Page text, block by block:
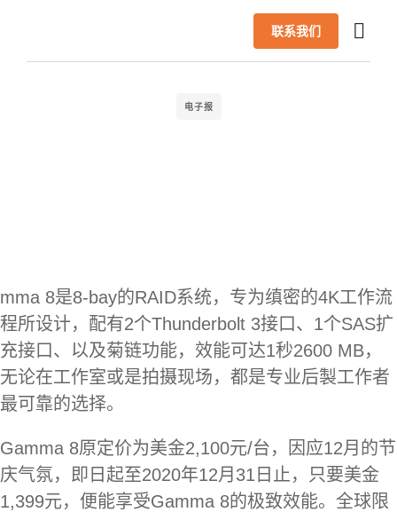
联系我们
电子报
mma 8是8-bay的RAID系统，专为缜密的4K工作流
程所设计，配有2个Thunderbolt 3接口、1个SAS扩
充接口、以及菊链功能，效能可达1秒2600 MB，
无论在工作室或是拍摄现场，都是专业后製工作者
最可靠的选择。
Gamma 8原定价为美金2,100元/台，因应12月的节
庆气氛，即日起至2020年12月31日止，只要美金
1,399元，便能享受Gamma 8的极致效能。全球限